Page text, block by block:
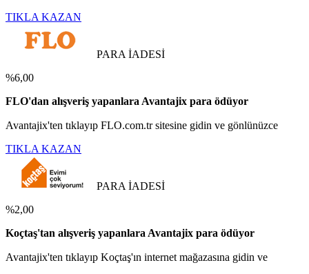
TIKLA KAZAN
PARA İADESİ
%6,00
FLO'dan alışveriş yapanlara Avantajix para ödüyor
Avantajix'ten tıklayıp FLO.com.tr sitesine gidin ve gönlünüzce
TIKLA KAZAN
PARA İADESİ
%2,00
Koçtaş'tan alışveriş yapanlara Avantajix para ödüyor
Avantajix'ten tıklayıp Koçtaş'ın internet mağazasına gidin ve